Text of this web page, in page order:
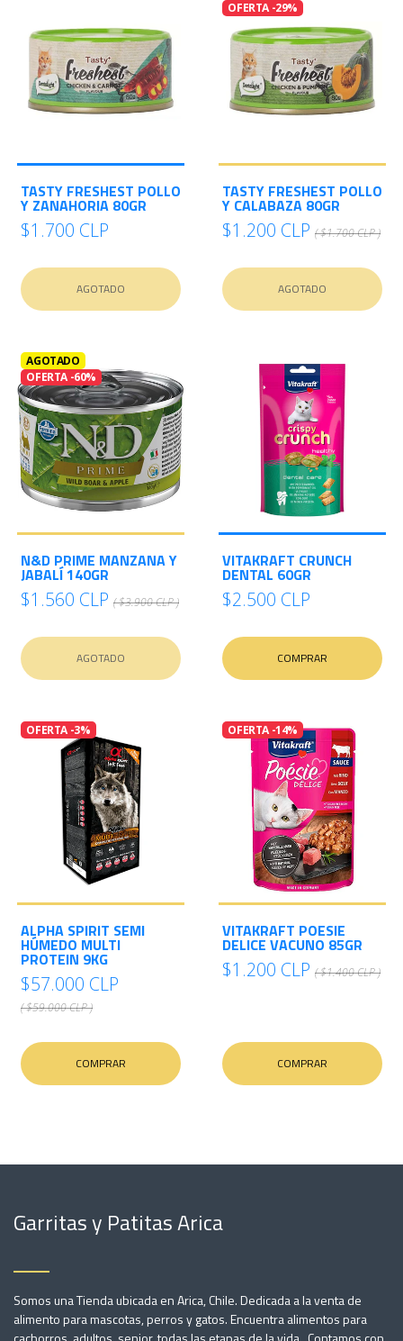
TASTY FRESHEST POLLO
Y ZANAHORIA 80GR
$1.700 CLP
AGOTADO
OFERTA -29%
TASTY FRESHEST POLLO
Y CALABAZA 80GR
$1.200 CLP ( $1.700 CLP )
AGOTADO
AGOTADO
OFERTA -60%
N&D PRIME MANZANA Y
JABALÍ 140GR
$1.560 CLP ( $3.900 CLP )
AGOTADO
VITAKRAFT CRUNCH
DENTAL 60GR
$2.500 CLP
COMPRAR
OFERTA -3%
ALPHA SPIRIT SEMI
HÚMEDO MULTI
PROTEIN 9KG
$57.000 CLP
( $59.000 CLP )
COMPRAR
OFERTA -14%
VITAKRAFT POESIE
DELICE VACUNO 85GR
$1.200 CLP ( $1.400 CLP )
COMPRAR
Garritas y Patitas Arica
Somos una Tienda ubicada en Arica, Chile. Dedicada a la venta de
alimento para mascotas, perros y gatos. Encuentra alimentos para